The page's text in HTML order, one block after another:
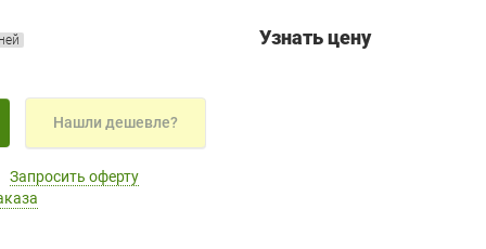
Узнать цену
Нашли дешевле?
Запросить оферту